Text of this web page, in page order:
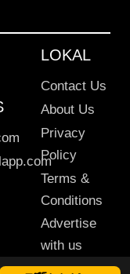
LOKAL
Contact Us
About Us
Privacy
Policy
Terms &
Conditions
Advertise
with us
Sitemap